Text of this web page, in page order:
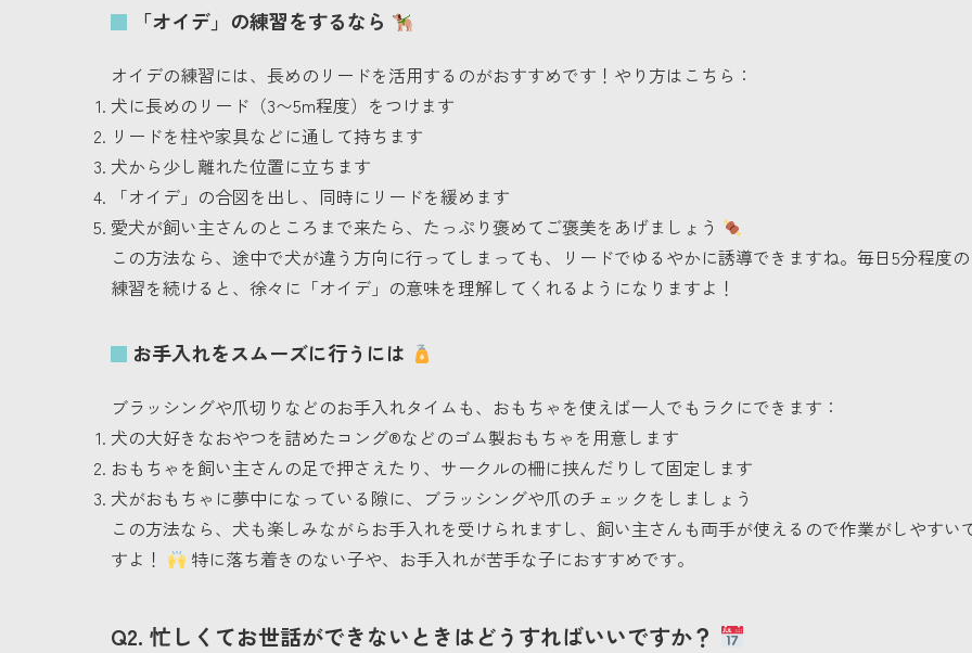
「オイデ」の練習をするなら
オイデの練習には、長めのリードを活用するのがおすすめです！やり方はこちら：
犬に長めのリード（3〜5m程度）をつけます
リードを柱や家具などに通して持ちます
犬から少し離れた位置に立ちます
「オイデ」の合図を出し、同時にリードを緩めます
愛犬が飼い主さんのところまで来たら、たっぷり褒めてご褒美をあげましょう
この方法なら、途中で犬が違う方向に行ってしまっても、リードでゆるやかに誘導できますね。毎日5分程度の
練習を続けると、徐々に「オイデ」の意味を理解してくれるようになりますよ！
お手入れをスムーズに行うには
ブラッシングや爪切りなどのお手入れタイムも、おもちゃを使えば一人でもラクにできます：
犬の大好きなおやつを詰めたコング®などのゴム製おもちゃを用意します
おもちゃを飼い主さんの足で押さえたり、サークルの柵に挟んだりして固定します
犬がおもちゃに夢中になっている隙に、ブラッシングや爪のチェックをしましょう
この方法なら、犬も楽しみながらお手入れを受けられますし、飼い主さんも両手が使えるので作業がしやすい
すよ！
特に落ち着きのない子や、お手入れが苦手な子におすすめです。
Q2. 忙しくてお世話ができないときはどうすればいいですか？